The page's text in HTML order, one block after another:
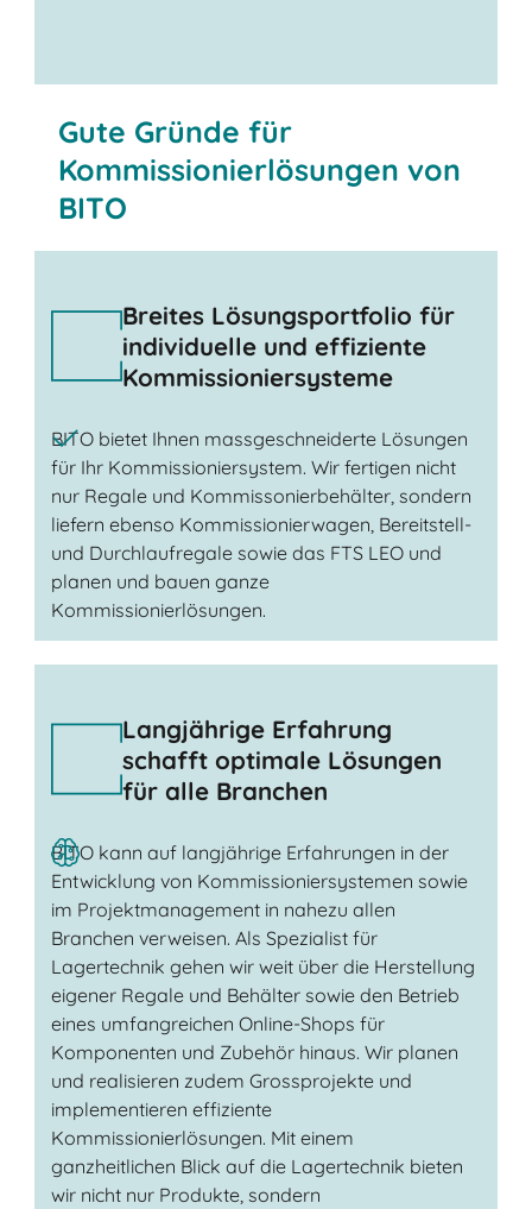
Jetzt Kontakt aufnehmen
Gute Gründe für
Kommissionierlösungen von
BITO
Breites Lösungsportfolio für
individuelle und effiziente
Kommissioniersysteme
BITO bietet Ihnen massgeschneiderte Lösungen
für Ihr Kommissioniersystem. Wir fertigen nicht
nur Regale und Kommissonierbehälter, sondern
liefern ebenso Kommissionierwagen, Bereitstell-
und Durchlaufregale sowie das FTS LEO und
planen und bauen ganze
Kommissionierlösungen.
Langjährige Erfahrung
schafft optimale Lösungen
für alle Branchen
BITO kann auf langjährige Erfahrungen in der
Entwicklung von Kommissioniersystemen sowie
im Projektmanagement in nahezu allen
Branchen verweisen. Als Spezialist für
Lagertechnik gehen wir weit über die Herstellung
eigener Regale und Behälter sowie den Betrieb
eines umfangreichen Online-Shops für
Komponenten und Zubehör hinaus. Wir planen
und realisieren zudem Grossprojekte und
implementieren effiziente
Kommissionierlösungen. Mit einem
ganzheitlichen Blick auf die Lagertechnik bieten
wir nicht nur Produkte, sondern